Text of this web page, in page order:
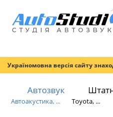
Україномовна версія сайту
Автозвук
Автоакустика, ... Toyota, ...